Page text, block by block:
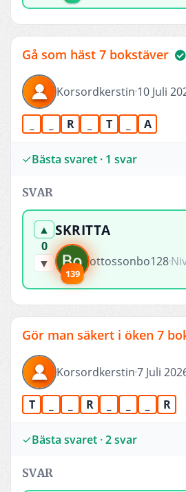
Gå som häst 7 bokstäver
Korsordkerstin 10 Juli
R T A
Bästa svaret · 1 svar
SVAR
▲
0
▼
SKRITTA
139
ottossonbo128
Gör man säkert i öken 7
Korsordkerstin7 Juli
T R R
Bästa svaret · 2 svar
SVAR